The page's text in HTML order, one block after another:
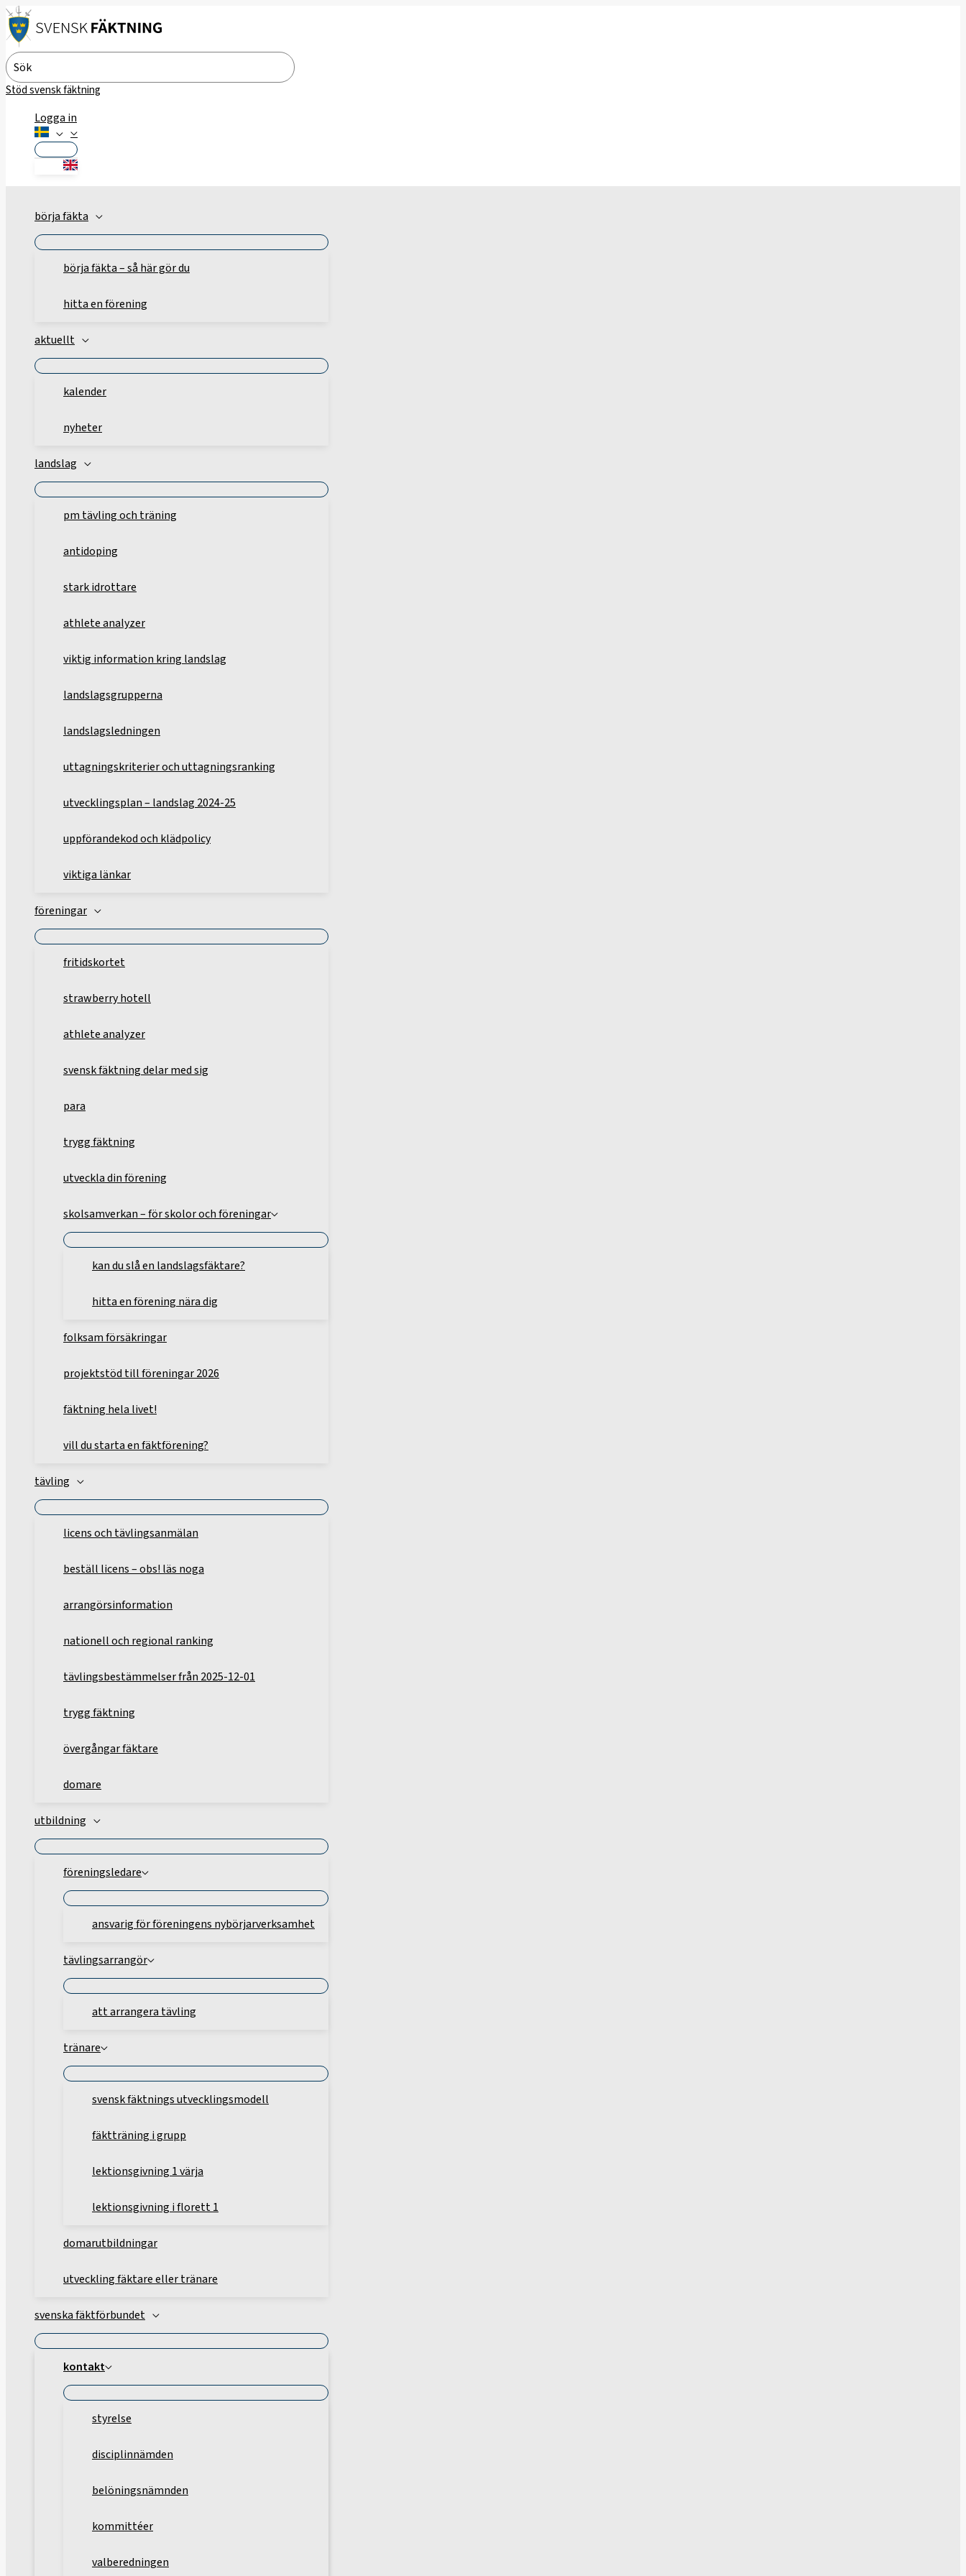
Hoppa
till
innehåll
Search
for:
Stöd svensk fäktning
Logga in
börja fäkta
börja fäkta – så här gör du
hitta en förening
aktuellt
kalender
nyheter
landslag
pm tävling och träning
antidoping
stark idrottare
athlete analyzer
viktig information kring landslag
landslagsgrupperna
landslagsledningen
uttagningskriterier och uttagningsranking
utvecklingsplan – landslag 2024-25
uppförandekod och klädpolicy
viktiga länkar
föreningar
fritidskortet
strawberry hotell
athlete analyzer
svensk fäktning delar med sig
para
trygg fäktning
utveckla din förening
skolsamverkan – för skolor och föreningar
kan du slå en landslagsfäktare?
hitta en förening nära dig
folksam försäkringar
projektstöd till föreningar 2026
fäktning hela livet!
vill du starta en fäktförening?
tävling
licens och tävlingsanmälan
beställ licens – obs! läs noga
arrangörsinformation
nationell och regional ranking
tävlingsbestämmelser från 2025-12-01
trygg fäktning
övergångar fäktare
domare
utbildning
föreningsledare
ansvarig för föreningens nybörjarverksamhet
tävlingsarrangör
att arrangera tävling
tränare
svensk fäktnings utvecklingsmodell
fäktträning i grupp
lektionsgivning 1 värja
lektionsgivning i florett 1
domarutbildningar
utveckling fäktare eller tränare
svenska fäktförbundet
kontakt
styrelse
disciplinnämden
belöningsnämnden
kommittéer
valberedningen